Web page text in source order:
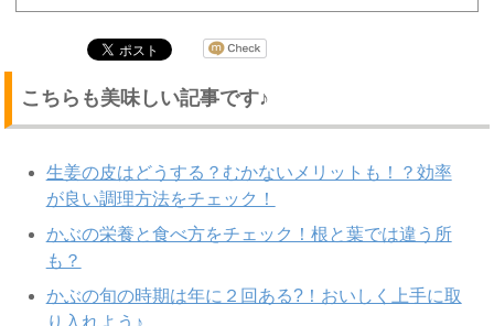
こちらも美味しい記事です♪
生姜の皮はどうする？むかないメリットも！？効率
が良い調理方法をチェック！
かぶの栄養と食べ方をチェック！根と葉では違う所
も？
かぶの旬の時期は年に２回ある?！おいしく上手に取
り入れよう♪